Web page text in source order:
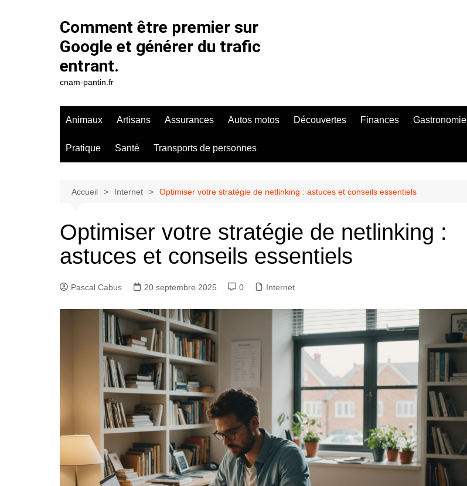
Comment être premier sur
Google et générer du trafic
entrant.
cnam-pantin.fr
Animaux Artisans Assurances Autos motos Découvertes Finances Gastronomie
Pratique Santé Transports de personnes
Accueil Internet Optimiser votre stratégie de netlinking : astuces et conseils essentiels
Optimiser votre stratégie de netlinking :
astuces et conseils essentiels
Pascal Cabus 20 septembre 2025 0 Internet